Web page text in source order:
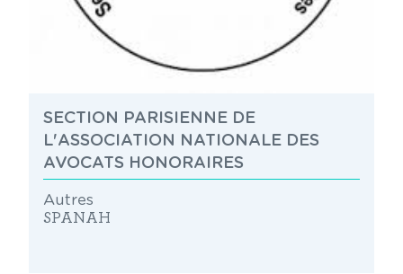
SECTION PARISIENNE DE
L'ASSOCIATION NATIONALE DES
AVOCATS HONORAIRES
Autres
SPANAH